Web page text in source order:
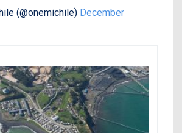
(@onemichile) December